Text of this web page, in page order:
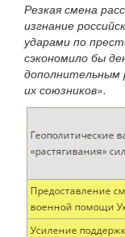
Резкая смена
изгнание
ударами по
сэкономило бы
дополнительным
их союзников».